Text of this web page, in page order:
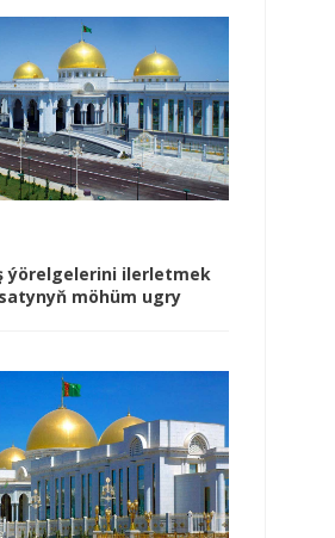
ýörelgelerini ilerletmek
möhüm ugry